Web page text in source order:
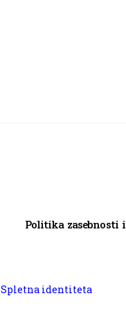
Politika zasebnosti
Spletna identiteta